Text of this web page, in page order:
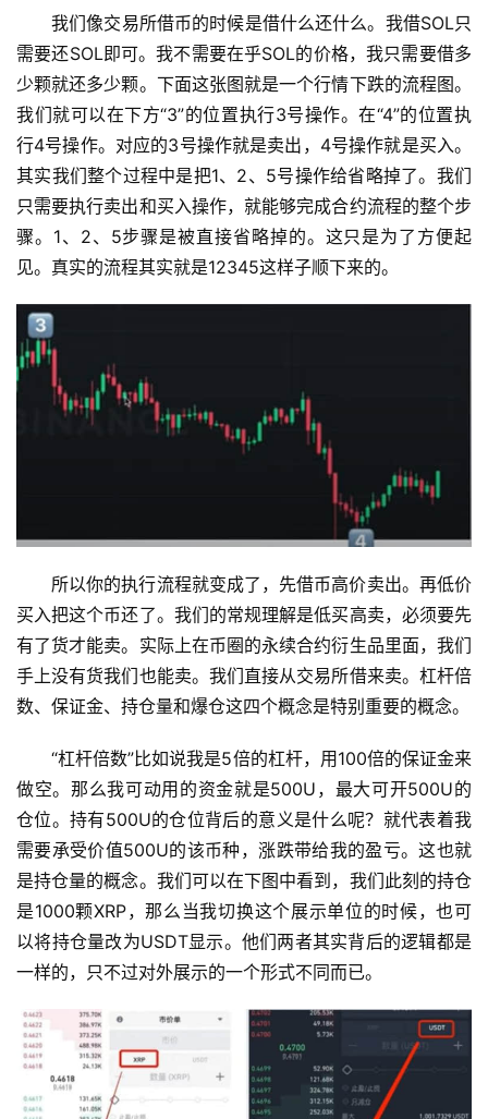
币
圈
新
行
分
我们像交易所借币的时候是借什么还什么。我借SOL只
需要还SOL即可。我不需要在乎SOL的价格，我只需要借多
少颗就还多少颗。下面这张图就是一个行情下跌的流程图。
我们就可以在下方“3”的位置执行3号操作。在“4”的位置执
行4号操作。对应的3号操作就是卖出，4号操作就是买入。
其实我们整个过程中是把1、2、5号操作给省略掉了。我们
只需要执行卖出和买入操作，就能够完成合约流程的整个步
骤。1、2、5步骤是被直接省略掉的。这只是为了方便起
见。真实的流程其实就是12345这样子顺下来的。
所以你的执行流程就变成了，先借币高价卖出。再低价
买入把这个币还了。我们的常规理解是低买高卖，必须要先
有了货才能卖。实际上在币圈的永续合约衍生品里面，我们
手上没有货我们也能卖。我们直接从交易所借来卖。杠杆倍
数、保证金、持仓量和爆仓这四个概念是特别重要的概念。
“杠杆倍数”比如说我是5倍的杠杆，用100倍的保证金来
做空。那么我可动用的资金就是500U，最大可开500U的
仓位。持有500U的仓位背后的意义是什么呢？就代表着我
需要承受价值500U的该币种，涨跌带给我的盈亏。这也就
是持仓量的概念。我们可以在下图中看到，我们此刻的持仓
是1000颗XRP，那么当我切换这个展示单位的时候，也可
以将持仓量改为USDT显示。他们两者其实背后的逻辑都是
一样的，只不过对外展示的一个形式不同而已。